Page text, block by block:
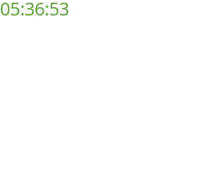
05:36:52